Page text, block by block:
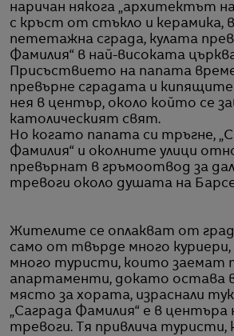
наричан някога „архитектът на
с кръст от стъкло и керамика,
пететажна сграда, кулата
Фамилия“ в най-високата
Присъствието на папата
превърне сградата и
нея в център, около който се
католическият свят.
Но когато папата си тръгне,
Фамилия“ и околните улици
превърнат в гръмоотвод за
тревоги около душата на
Жителите се оплакват от
само от твърде много
много туристи, които заемат
апартаменти, докато остава
място за хората, израснали
„Саграда Фамилия“ е в центъра
тревоги. Тя привлича